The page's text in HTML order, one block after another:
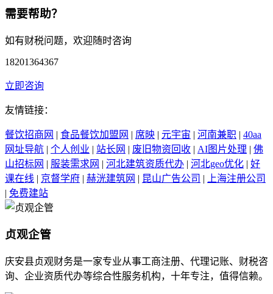
需要帮助？
如有财税问题，欢迎随时咨询
18201364367
立即咨询
友情链接：
餐饮招商网 | 食品餐饮加盟网 | 席映 | 元宇宙 | 河南兼职 | 40aa
网址导航 | 个人创业 | 站长网 | 废旧物资回收 | AI图片处理 | 佛
山招标网 | 服装需求网 | 河北建筑资质代办 | 河北geo优化 | 好
课在线 | 京督学府 | 赫洸建筑网 | 昆山广告公司 |
上海注册公司
| 免费建站
贞观企管
庆安县贞观财务是一家专业从事工商注册、代理记账、财税咨
询、企业资质代办等综合性服务机构，十年专注，值得信赖。